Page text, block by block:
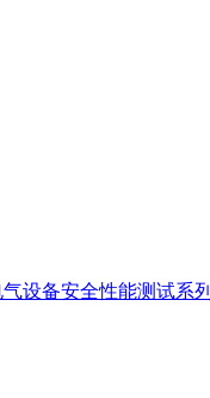
气设备安全性能测试系列